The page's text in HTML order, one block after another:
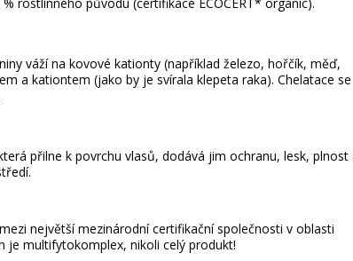
váží na kovové kationty (například železo, hořčík, měď,
a kationtem (jako by je svírala klepeta raka). Chelatace se
přilne k povrchu vlasů, dodává jim ochranu, lesk, plnost
největší mezinárodní certifikační společnosti v oblasti
je multifytokomplex, nikoli celý produkt!